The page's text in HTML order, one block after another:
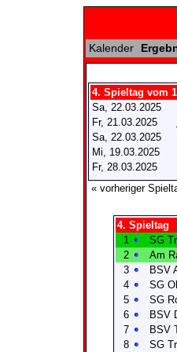
Kalender
4. Spieltag vom
Sa, 22.03.2025
Fr, 21.03.2025
Sa, 22.03.2025
Mi, 19.03.2025
Fr, 28.03.2025
« vorheriger
4. Spieltag
1
SG
2
Am
3
BSV
4
SG
5
SG
6
BSV
7
BSV
8
SG